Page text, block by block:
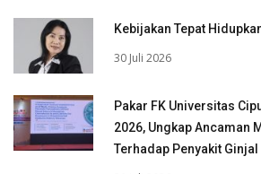
Kebijakan Tepat
30 Juli 2026
Pakar FK Universitas
2026, Ungkap Ancaman
Terhadap Penyakit Ginjal